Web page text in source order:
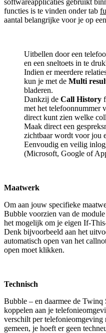
functies is te vinden onder tab
aantal belangrijke voor je op
Uitbellen door een
en een sneltoets in te
Indien er meerdere
kun je met de Multi
bladeren.
Dankzij de Call History
met het telefoonnummer
direct kunt zien welke
Maak direct een
zichtbaar wordt voor jou
Eenvoudig en veilig
(Microsoft, Google of
Maatwerk
Om aan jouw specifieke
Bubble voorzien van de
het mogelijk om je eigen If-
Denk bijvoorbeeld aan het
automatisch open van het
open moet klikken.
Technisch
Bubble – en daarmee de
koppelen aan je
verschilt per telefonieomgeving
gemeen, je hoeft er geen